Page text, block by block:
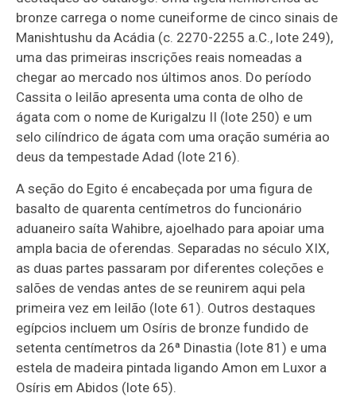
bronze carrega o nome cuneiforme de cinco sinais de
Manishtushu da Acádia (c. 2270-2255 a.C., lote 249),
uma das primeiras inscrições reais nomeadas a
chegar ao mercado nos últimos anos. Do período
Cassita o leilão apresenta uma conta de olho de
ágata com o nome de Kurigalzu II (lote 250) e um
selo cilíndrico de ágata com uma oração suméria ao
deus da tempestade Adad (lote 216).
A seção do Egito é encabeçada por uma figura de
basalto de quarenta centímetros do funcionário
aduaneiro saíta Wahibre, ajoelhado para apoiar uma
ampla bacia de oferendas. Separadas no século XIX,
as duas partes passaram por diferentes coleções e
salões de vendas antes de se reunirem aqui pela
primeira vez em leilão (lote 61). Outros destaques
egípcios incluem um Osíris de bronze fundido de
setenta centímetros da 26ª Dinastia (lote 81) e uma
estela de madeira pintada ligando Amon em Luxor a
Osíris em Abidos (lote 65).